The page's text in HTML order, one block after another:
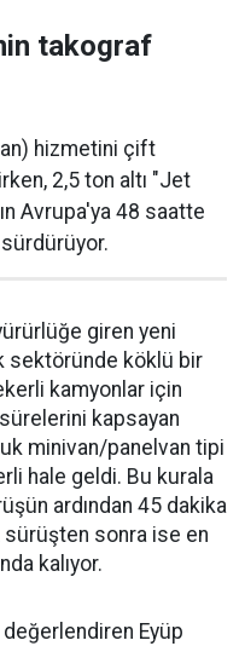
takograf
hizmetini çift
2,5 ton altı "Jet
Avrupa'ya 48 saatte
giren yeni
sektöründe köklü bir
kamyonlar için
kapsayan
minivan/panelvan tipi
hale geldi. Bu kurala
ardından 45 dakika
sonra ise en
kalıyor.
Eyüp